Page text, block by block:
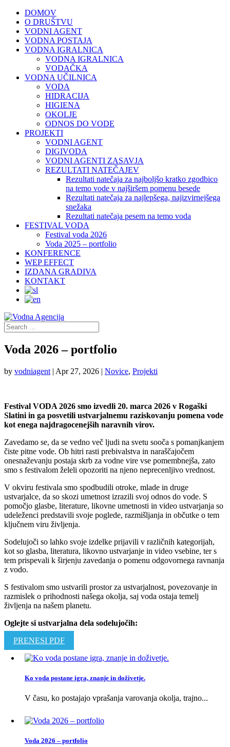
DOMOV
O DRUŠTVU
VODNI AGENT
VODNA POSTAJA
VODNA IGRALNICA
VODNA IGRALNICA
VODAČKA
VODNA UČILNICA
VODA
HIDRACIJA
HIGIENA
OKOLJE
ODNOS DO VODE
PROJEKTI
VODNI AGENT
DIGIVODA
VODNI AGENTI ZASAVJA
REZULTATI NATEČAJEV
Rezultati natečaja za najboljšo kratko zgodbico
na temo vode v najširšem pomenu besede
Rezultati natečaja za najlepšega, najizvirnejšega
snežaka
Rezultati natečaja pesem na temo voda
FESTIVAL VODA
Festival voda 2026
Voda 2025 – portfolio
KONFERENCE
WEP EFFECT
IZDANA GRADIVA
KONTAKT
Voda 2026 – portfolio
by vodniagent | Apr 27, 2026 | Novice, Projekti
Festival VODA 2026 smo izvedli 20. marca 2026 v Rogaški
Slatini in ga posvetili ustvarjalnemu raziskovanju pomena vode
kot enega najdragocenejših naravnih virov.
Zavedamo se, da se vedno več ljudi na svetu sooča s pomanjkanjem
čiste pitne vode. Ob hitri rasti prebivalstva in naraščajočem
onesnaževanju postaja skrb za vodne vire vse pomembnejša, zato
smo s festivalom želeli opozoriti na njeno neprecenljivo vrednost.
V okviru festivala smo spodbudili otroke, mlade in druge
ustvarjalce, da so skozi umetnost izrazili svoj odnos do vode. S
pomočjo glasbe, literature, likovne umetnosti in video ustvarjanja so
udeleženci predstavili svoje poglede, razmišljanja in občutke o tem
ključnem viru življenja.
Sodelujoči so lahko svoje izdelke prijavili v različnih kategorijah,
kot so glasba, literatura, likovno ustvarjanje in video vsebine, ter s
tem prispevali k širjenju zavedanja o pomenu odgovornega ravnanja
z vodo.
S festivalom smo ustvarili prostor za ustvarjalnost, povezovanje in
razmislek o prihodnosti našega okolja, saj voda ostaja temelj
življenja na našem planetu.
Oglejte si ustvarjalna dela sodelujočih:
PRENESI PDF
Ko voda postane igra, znanje in doživetje.
V času, ko postajajo vprašanja varovanja okolja, trajno...
Voda 2026 – portfolio